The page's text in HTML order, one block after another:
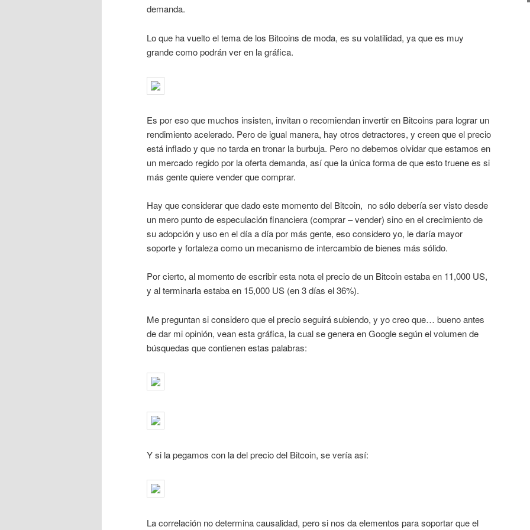
demanda.
Lo que ha vuelto el tema de los Bitcoins de moda, es su volatilidad, ya que es muy
grande como podrán ver en la gráfica.
Es por eso que muchos insisten, invitan o recomiendan invertir en Bitcoins para lograr un
rendimiento acelerado. Pero de igual manera, hay otros detractores, y creen que el precio
está inflado y que no tarda en tronar la burbuja. Pero no debemos olvidar que estamos en
un mercado regido por la oferta demanda, así que la única forma de que esto truene es si
más gente quiere vender que comprar.
Hay que considerar que dado este momento del Bitcoin, no sólo debería ser visto desde
un mero punto de especulación financiera (comprar – vender) sino en el crecimiento de
su adopción y uso en el día a día por más gente, eso considero yo, le daría mayor
soporte y fortaleza como un mecanismo de intercambio de bienes más sólido.
Por cierto, al momento de escribir esta nota el precio de un Bitcoin estaba en 11,000 US,
y al terminarla estaba en 15,000 US (en 3 días el 36%).
Me preguntan si considero que el precio seguirá subiendo, y yo creo que… bueno antes
de dar mi opinión, vean esta gráfica, la cual se genera en Google según el volumen de
búsquedas que contienen estas palabras:
Y si la pegamos con la del precio del Bitcoin, se vería así:
La correlación no determina causalidad, pero si nos da elementos para soportar que el